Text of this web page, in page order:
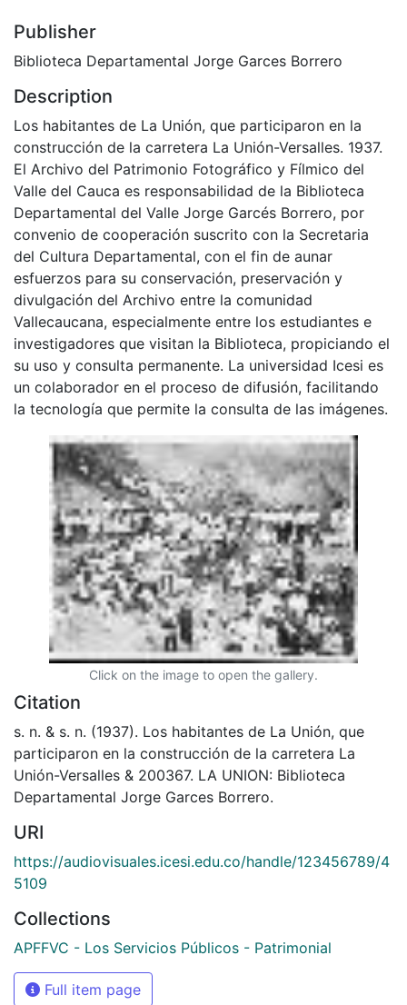
Publisher
Biblioteca Departamental Jorge Garces Borrero
Description
Los habitantes de La Unión, que participaron en la
construcción de la carretera La Unión-Versalles. 1937.
El Archivo del Patrimonio Fotográfico y Fílmico del
Valle del Cauca es responsabilidad de la Biblioteca
Departamental del Valle Jorge Garcés Borrero, por
convenio de cooperación suscrito con la Secretaria
del Cultura Departamental, con el fin de aunar
esfuerzos para su conservación, preservación y
divulgación del Archivo entre la comunidad
Vallecaucana, especialmente entre los estudiantes e
investigadores que visitan la Biblioteca, propiciando el
su uso y consulta permanente. La universidad Icesi es
un colaborador en el proceso de difusión, facilitando
la tecnología que permite la consulta de las imágenes.
Click on the image to open the gallery.
Citation
s. n. & s. n. (1937). Los habitantes de La Unión, que
participaron en la construcción de la carretera La
Unión-Versalles & 200367. LA UNION: Biblioteca
Departamental Jorge Garces Borrero.
URI
https://audiovisuales.icesi.edu.co/handle/123456789/4
5109
Collections
APFFVC - Los Servicios Públicos - Patrimonial
Full item page